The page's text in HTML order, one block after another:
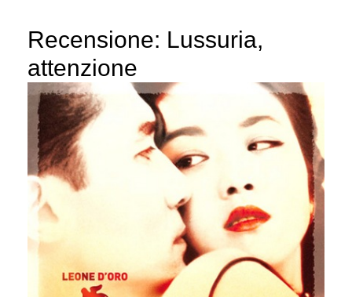
Recensione: Lussuria,
attenzione